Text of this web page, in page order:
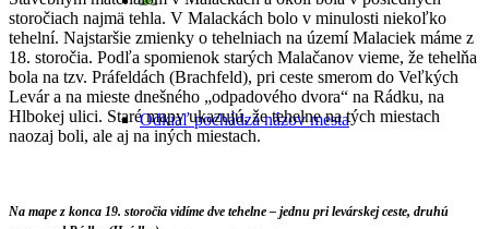
Odkiaľ pochádza názov mesta
storočiach najmä tehla. V Malackách bolo v minulosti niekoľko
tehelní. Najstaršie zmienky o tehelniach na území Malaciek máme z
18. storočia. Podľa spomienok starých Malačanov vieme, že tehelňa
bola na tzv. Práfeldách (Brachfeld), pri ceste smerom do Veľkých
Levár a na mieste dnešného „odpadového dvora“ na Rádku, na
Hlbokej ulici. Staré mapy ukazujú, že tehelne na tých miestach
naozaj boli, ale aj na iných miestach.
Na mape z konca 19. storočia vidíme dve tehelne – jednu pri levárskej ceste, druhú